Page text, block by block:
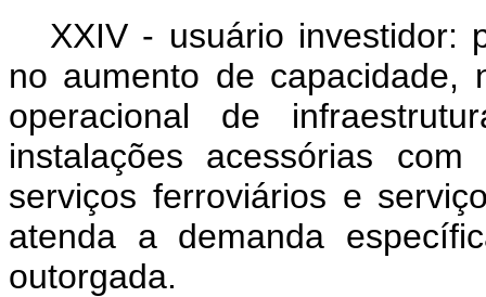
XXIV - usuário investidor:
no aumento de capacidade,
operacional de
instalações acessórias
serviços ferroviários e
atenda a demanda
outorgada.